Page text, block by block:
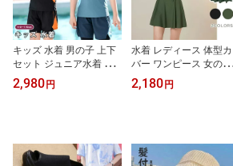
キッズ 水着 男の子 上下
セット ジュニア水着 キ
ッズ みずぎ 水着 半袖 U
Vカット ボーイズ ジュニ
10 120 130 140 150 160
170
2,980 円
水着 レディース 体型カ
バー ワンピース 女の子
ビスチェビキニ フリル
タンキニ セパレート 伸
トパンツ 上下セット お
しゃれ ガールズ 高校生
2,180 円